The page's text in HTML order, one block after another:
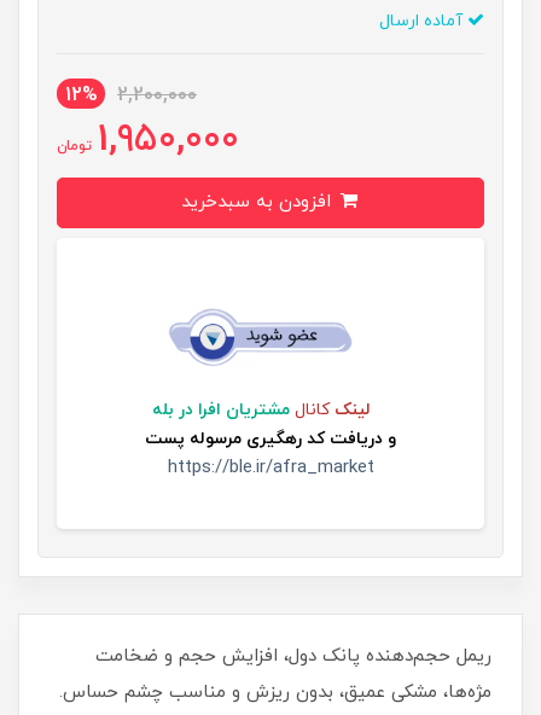
آماده ارسال
2,200,000
12%
1,950,000 تومان
لینک کانال مشتریان افرا در بله
و دریافت کد رهگیری مرسوله پست
https://ble.ir/afra_market
ریمل حجم‌دهنده پانک دول، افزایش حجم و ضخامت
مژه‌ها، مشکی عمیق، بدون ریزش و مناسب چشم حساس.